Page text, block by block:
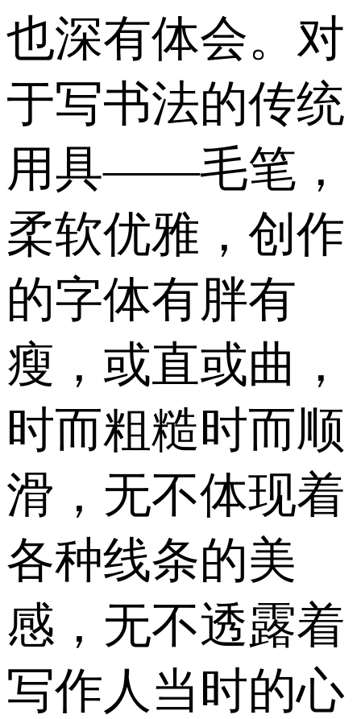
也深有体会。对
于写书法的传统
用具——毛笔，
柔软优雅，创作
的字体有胖有
瘦，或直或曲，
时而粗糙时而顺
滑，无不体现着
各种线条的美
感，无不透露着
写作人当时的心